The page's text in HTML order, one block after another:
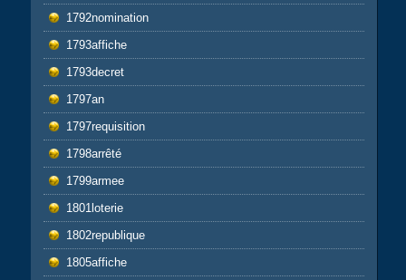
1792nomination
1793affiche
1793decret
1797an
1797requisition
1798arrêté
1799armee
1801loterie
1802republique
1805affiche